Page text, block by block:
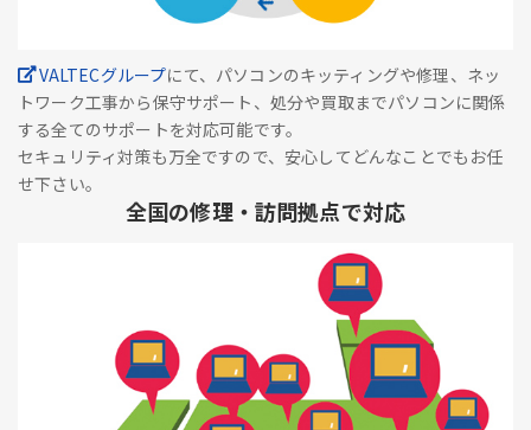
VALTECグループにて、パソコンのキッティングや修理、ネッ
トワーク工事から保守サポート、処分や買取までパソコンに関係
する全てのサポートを対応可能です。
セキュリティ対策も万全ですので、安心してどんなことでもお任
せ下さい。
全国の修理・訪問拠点で対応